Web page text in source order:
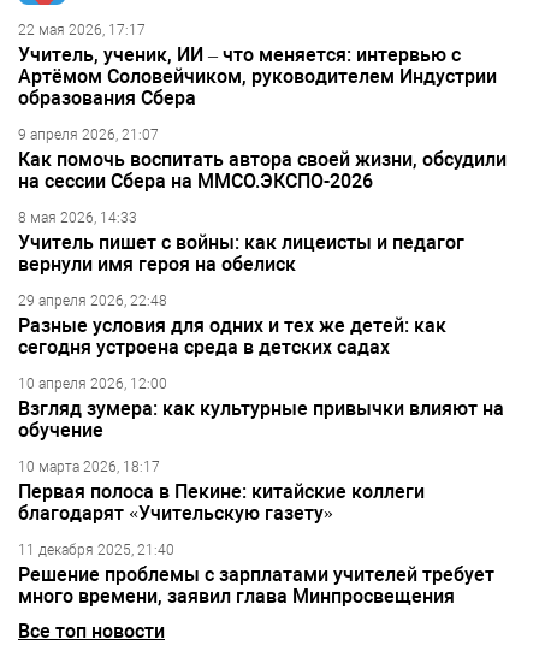
22 мая 2026, 17:17
Учитель, ученик, ИИ – что меняется: интервью с
Артёмом Соловейчиком, руководителем Индустрии
образования Сбера
9 апреля 2026, 21:07
Как помочь воспитать автора своей жизни, обсудили
на сессии Сбера на ММСО.ЭКСПО-2026
8 мая 2026, 14:33
Учитель пишет с войны: как лицеисты и педагог
вернули имя героя на обелиск
29 апреля 2026, 22:48
Разные условия для одних и тех же детей: как
сегодня устроена среда в детских садах
10 апреля 2026, 12:00
Взгляд зумера: как культурные привычки влияют на
обучение
10 марта 2026, 18:17
Первая полоса в Пекине: китайские коллеги
благодарят «Учительскую газету»
11 декабря 2025, 21:40
Решение проблемы с зарплатами учителей требует
много времени, заявил глава Минпросвещения
Все топ новости